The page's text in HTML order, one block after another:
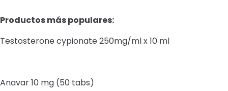
Productos más populares:
Testosterone cypionate 250mg/ml x 10 ml
Anavar 10 mg (50 tabs)